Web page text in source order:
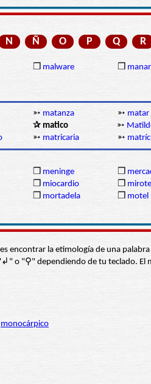
N Ñ O P Q R
❒ malware ❒
➳ matanza ➳ matar
✰ matico ➳
➳ matricaria ➳
❒ meninge ❒
❒ miocardio ❒
❒ mortadela ❒ motel
encontrar la etimología de una
o "⚲" dependiendo de tu teclado.
monocárpico